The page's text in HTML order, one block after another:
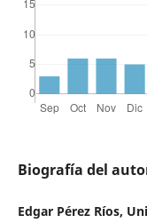
Biografía del
Edgar Pérez Ríos,